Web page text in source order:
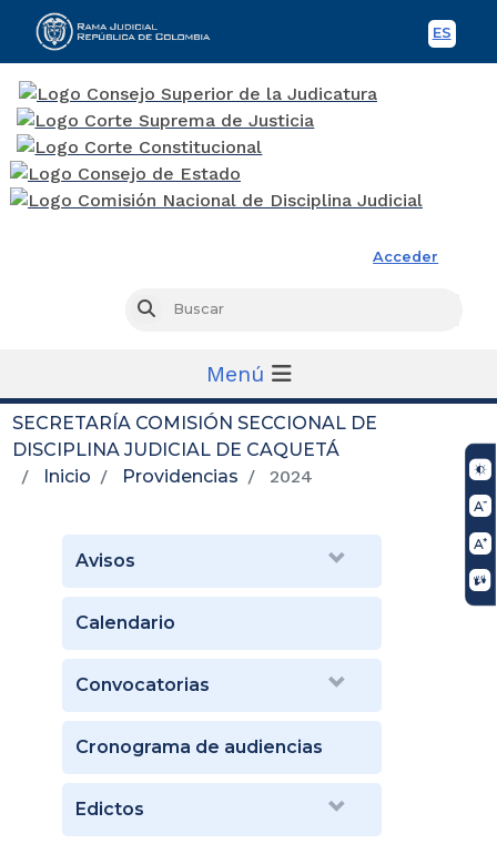
ES
Acceder
Buscar
Menú
SECRETARÍA COMISIÓN SECCIONAL DE
DISCIPLINA JUDICIAL DE CAQUETÁ
Inicio
Providencias 2024
Avisos
Calendario
Convocatorias
Cronograma de audiencias
Edictos